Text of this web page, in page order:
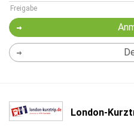
Freigabe
London-